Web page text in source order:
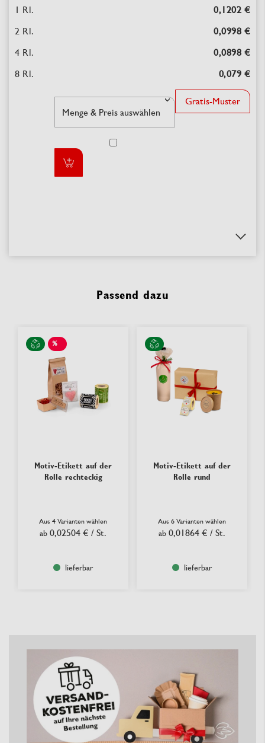
0,1202 €
0,0998 €
0,0898 €
0,079 €
Gratis-Muster
Passend dazu
%
SALE
Motiv-Etikett auf der
Rolle rechteckig
Aus 4 Varianten wählen
ab 0,02504 € / St.
lieferbar
Motiv-Etikett auf der
Rolle rund
Aus 6 Varianten wählen
ab 0,01864 € / St.
lieferbar